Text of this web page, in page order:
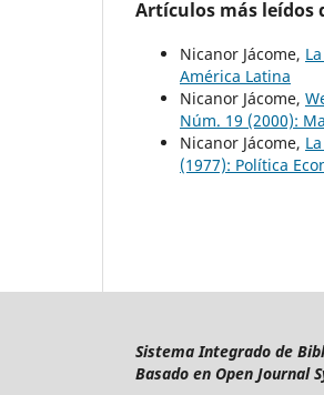
Artículos más
Nicanor Jácome,
América Latina
Nicanor Jácome,
Núm. 19 (2000):
Nicanor Jácome,
(1977): Política
Sistema Integrado de
Basado en Open Journal